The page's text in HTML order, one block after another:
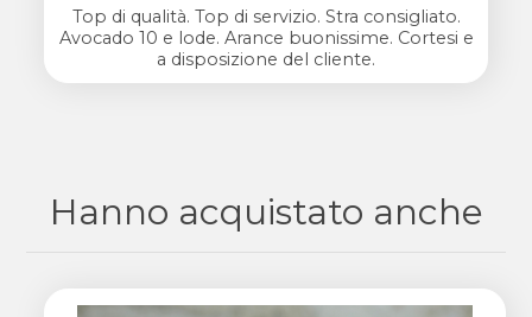
Top di qualità. Top di servizio. Stra consigliato.
Avocado 10 e lode. Arance buonissime. Cortesi e
a disposizione del cliente.
Hanno acquistato anche